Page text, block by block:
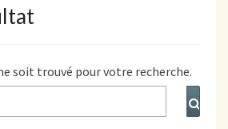
soit trouvé pour votre recherche.